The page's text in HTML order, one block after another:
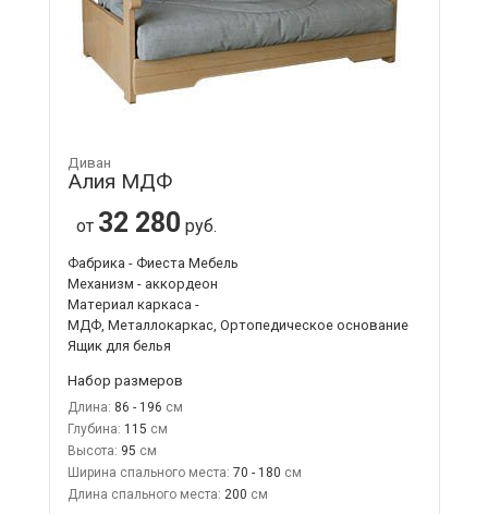
Диван
Алия МДФ
от 32 280 руб.
Фабрика - Фиеста Мебель
Механизм - аккордеон
Материал каркаса -
МДФ, Металлокаркас, Ортопедическое основание
Ящик для белья
Набор размеров
Длина: 86 - 196
Глубина: 115
Высота: 95
Ширина спального места: 70 - 180
Длина спального места: 200